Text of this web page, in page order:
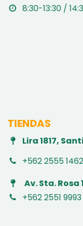
8:30-13:30 /
TIENDAS
Lira 1817,
+562 2555 1462
Av. Sta.
+562 2551 9993